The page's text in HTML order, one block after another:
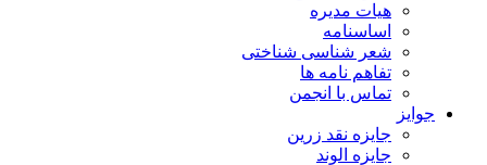
هیات مدیره
اساسنامه
شعر شناسی شناختی
تفاهم نامه ها
تماس با انجمن
جوایز
جایزه نقد زرین
جایزه الوند